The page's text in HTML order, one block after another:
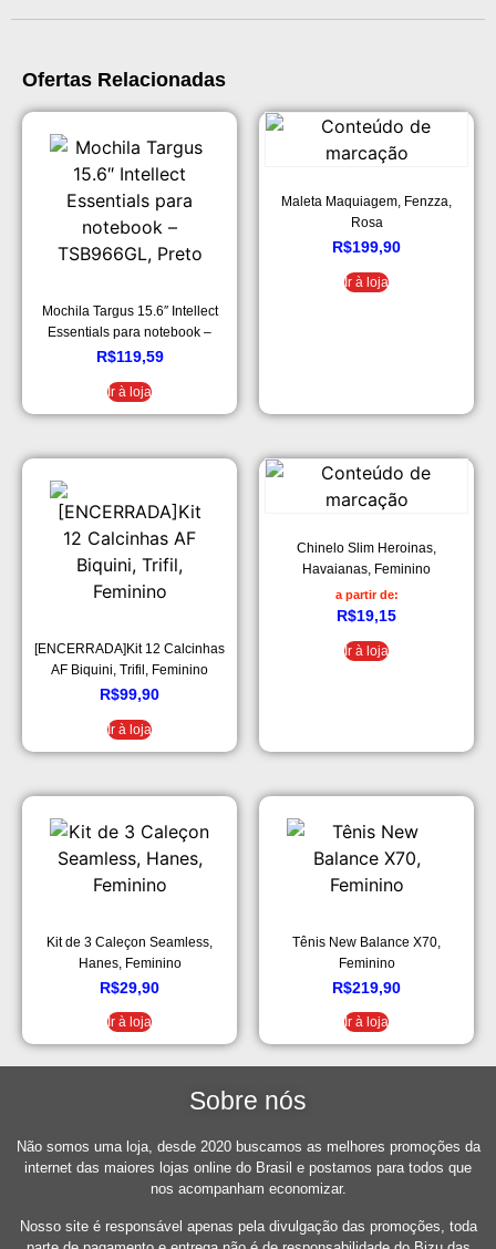
Ofertas Relacionadas
Mochila Targus 15.6″ Intellect
Essentials para notebook –
TSB966GL, Preto
R$119,59
Ir à loja
Maleta Maquiagem, Fenzza,
Rosa
R$199,90
Ir à loja
[ENCERRADA]Kit 12 Calcinhas
AF Biquini, Trifil, Feminino
R$99,90
Ir à loja
Chinelo Slim Heroinas,
Havaianas, Feminino
a partir de:
R$19,15
Ir à loja
Kit de 3 Caleçon Seamless,
Hanes, Feminino
R$29,90
Ir à loja
Tênis New Balance X70,
Feminino
R$219,90
Ir à loja
Sobre nós
Não somos uma loja, desde 2020 buscamos as melhores promoções da
internet das maiores lojas online do Brasil e postamos para todos que
nos acompanham economizar.
Nosso site é responsável apenas pela divulgação das promoções, toda